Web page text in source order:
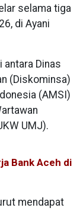
selama tiga
di Ayani
antara Dinas
(Diskominsa)
(AMSI)
UMJ).
Bank Aceh di
mendapat